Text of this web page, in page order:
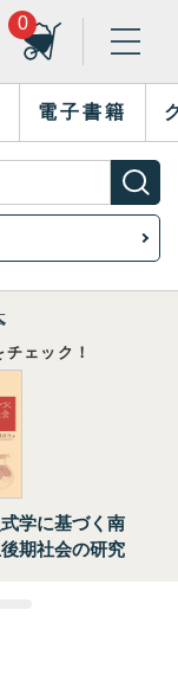
0
電子書籍
ェック！
学に基づく南
期社会の研究